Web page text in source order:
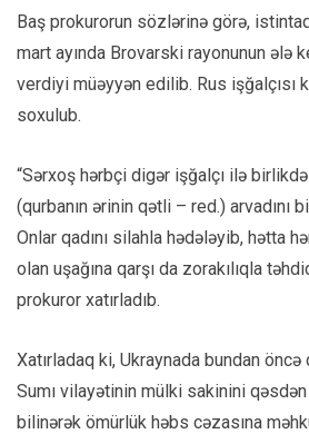
Baş prokurorun sözlərinə görə,
mart ayında Brovarski rayonunun ələ
verdiyi müəyyən edilib. Rus işğalçısı
soxulub.
“Sərxoş hərbçi digər işğalçı ilə
(qurbanın ərinin qətli – red.) arvadını
Onlar qadını silahla hədələyib, hətta
olan uşağına qarşı da zorakılıqla
prokuror xatırladıb.
Xatırladaq ki, Ukraynada bundan
Sumı vilayətinin mülki sakinini
bilinərək ömürlük həbs cəzasına